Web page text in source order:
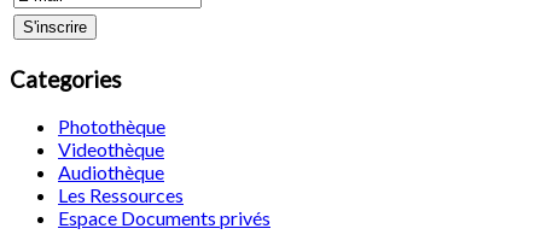
Categories
Photothèque
Videothèque
Audiothèque
Les Ressources
Espace Documents privés